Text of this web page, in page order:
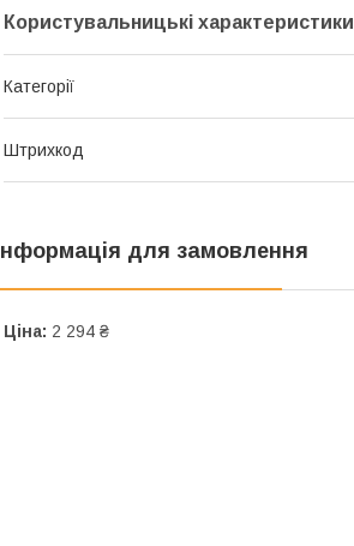
Користувальницькі характеристики
Категорії
Штрихкод
Інформація для замовлення
Ціна: 2 294 ₴